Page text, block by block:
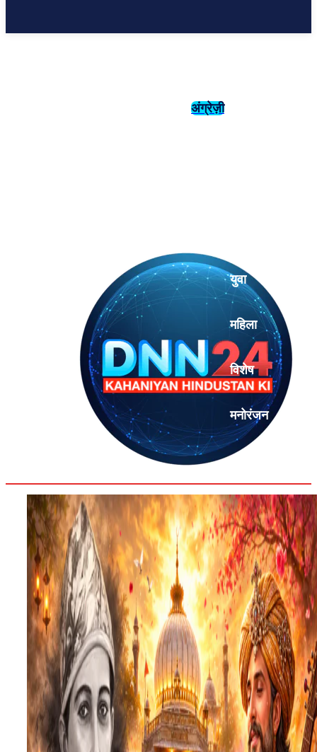
अंग्रेज़ी
युवा
महिला
विशेष
मनोरंजन